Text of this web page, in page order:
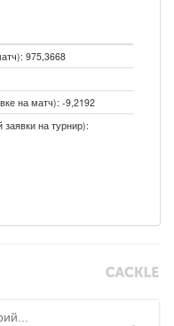
975,3668
на матч): -9,2192
на турнир):